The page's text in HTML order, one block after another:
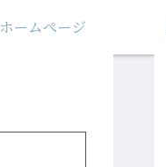
ホームぺージ